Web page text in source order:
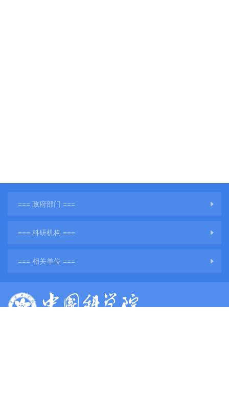
=== 政府部门 ===
=== 科研机构 ===
=== 相关单位 ===